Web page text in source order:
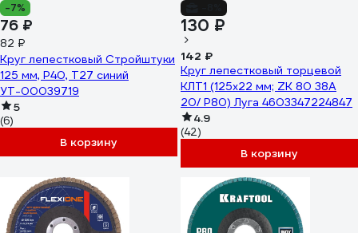
-7%
76 ₽
82 ₽
Круг лепестковый Стройштуки
125 мм, Р40, Т27 синий
УТ-00039719
5
(6)
В корзину
130 ₽
142 ₽
Круг лепестковый торцевой
КЛТ1 (125x22 мм; ZK 80 38А
20/ Р80) Луга 4603347224847
4.9
(42)
В корзину